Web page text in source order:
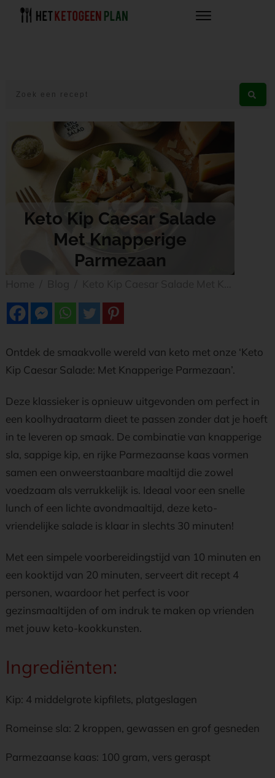
Keto Kip Caesar Salade
Met Knapperige
Parmezaan
Ontdek de smaakvolle wereld van keto met onze ‘Keto
Kip Caesar Salade: Met Knapperige Parmezaan’.
Deze klassieker is opnieuw uitgevonden om perfect in
een koolhydraatarm dieet te passen zonder dat je hoeft
in te leveren op smaak. De combinatie van knapperige
sla, sappige kip, en rijke Parmezaanse kaas vormen
samen een onweerstaanbare maaltijd die zowel
voedzaam als verrukkelijk is. Ideaal voor een snelle
lunch of een lichte avondmaaltijd, deze keto-
vriendelijke salade is klaar in slechts 30 minuten!
Met een simpele voorbereidingstijd van 10 minuten en
een kooktijd van 20 minuten, serveert dit recept 4
personen, waardoor het perfect is voor
gezinsmaaltijden of om indruk te maken op vrienden
met jouw keto-kookkunsten.
Ingrediënten:
Kip: 4 middelgrote kipfilets, platgeslagen
Romeinse sla: 2 kroppen, gewassen en grof gesneden
Parmezaanse kaas: 100 gram, vers geraspt